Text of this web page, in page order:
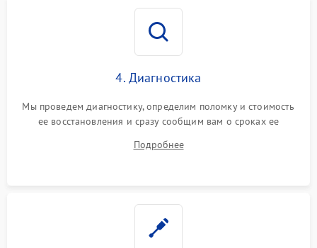
4. Диагностика
Мы проведем диагностику, определим поломку и стоимость
ее восстановления и сразу сообщим вам о сроках ее
Подробнее